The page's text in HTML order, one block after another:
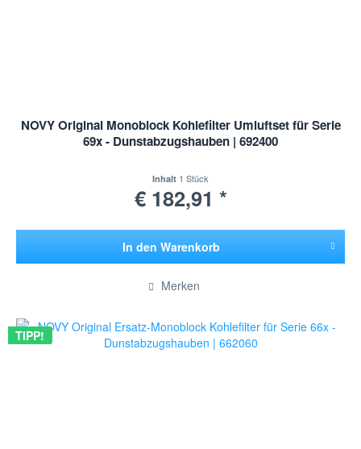
NOVY Original Monoblock Kohlefilter Umluftset für Serie
69x - Dunstabzugshauben | 692400
Inhalt 1 Stück
€ 182,91 *
In den Warenkorb
Hinzugefügt
Merken
TIPP!